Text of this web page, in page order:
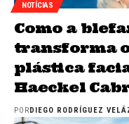
NOTÍCIAS
Como a
transforma
plástica
Haeckel
POR DIEGO RODRÍGUEZ